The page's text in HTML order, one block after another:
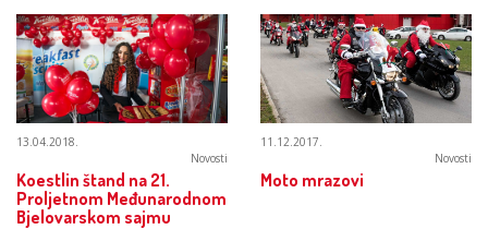
13.04.2018.
Novosti
Koestlin štand na 21.
Proljetnom Međunarodnom
Bjelovarskom sajmu
11.12.2017.
Novosti
Moto mrazovi